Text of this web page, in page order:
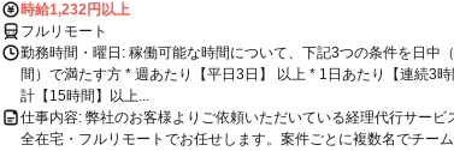
時給1,232円以上
フルリモート
勤務時間・曜日: 稼働可能な時間について、下記3つの条件を日中
間）で満たす方 * 週あたり【平日3日】 以上 * 1日あたり【連続3
計【15時間】以上...
仕事内容: 弊社のお客様よりご依頼いただいている経理代行サービ
全在宅・フルリモートでお任せします。案件ごとに複数名でチー